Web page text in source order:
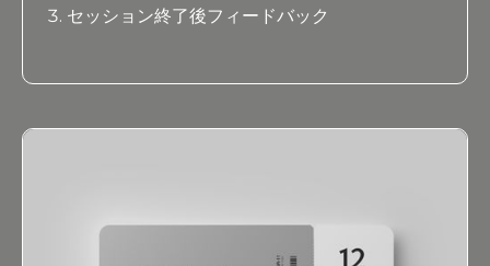
セッション終了後フィードバック